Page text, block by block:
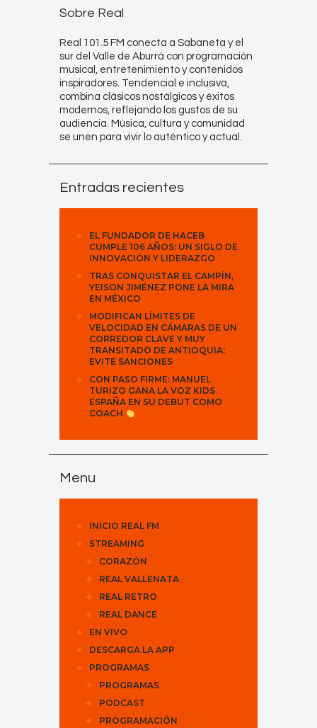
Sobre Real
Real 101.5 FM conecta a Sabaneta y el
sur del Valle de Aburrá con programación
musical, entretenimiento y contenidos
inspiradores. Tendencial e inclusiva,
combina clásicos nostálgicos y éxitos
modernos, reflejando los gustos de su
audiencia. Música, cultura y comunidad
se unen para vivir lo auténtico y actual.
Entradas recientes
EL FUNDADOR DE HACEB
CUMPLE 106 AÑOS: UN SIGLO DE
INNOVACIÓN Y LIDERAZGO
TRAS CONQUISTAR EL CAMPÍN,
YEISON JIMÉNEZ PONE LA MIRA
EN MÉXICO
MODIFICAN LÍMITES DE
VELOCIDAD EN CÁMARAS DE UN
CORREDOR CLAVE Y MUY
TRANSITADO DE ANTIOQUIA:
EVITE SANCIONES
CON PASO FIRME: MANUEL
TURIZO GANA LA VOZ KIDS
ESPAÑA EN SU DEBUT COMO
COACH
Menu
INICIO REAL FM
STREAMING
CORAZÓN
REAL VALLENATA
REAL RETRO
REAL DANCE
EN VIVO
DESCARGA LA APP
PROGRAMAS
PROGRAMAS
PODCAST
PROGRAMACIÓN